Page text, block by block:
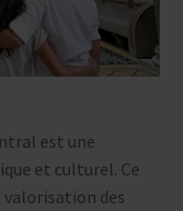
est une
et culturel. Ce
valorisation des